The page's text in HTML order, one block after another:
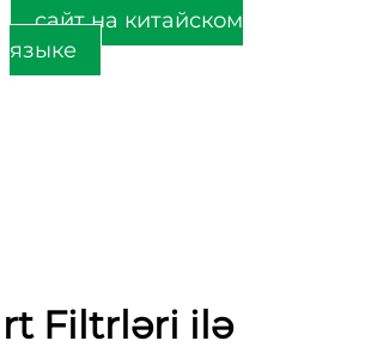
сайт на китайском
языке
Filtrləri ilə